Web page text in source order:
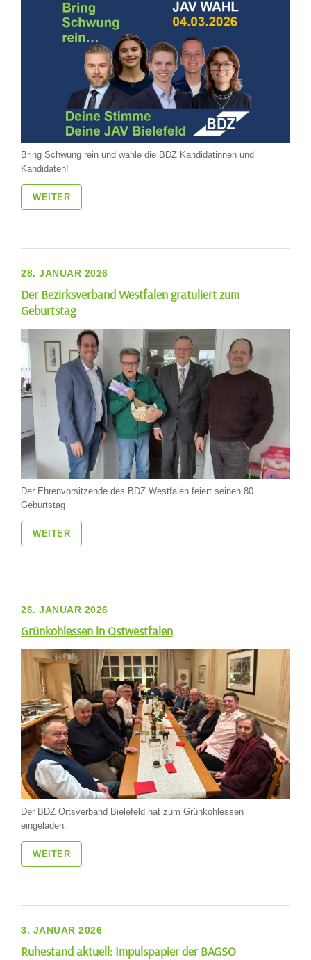
Bring Schwung rein und wähle die BDZ Kandidatinnen und
Kandidaten!
WEITER
28. JANUAR 2026
Der Bezirksverband Westfalen gratuliert zum
Geburtstag
Der Ehrenvorsitzende des BDZ Westfalen feiert seinen 80.
Geburtstag
WEITER
26. JANUAR 2026
Grünkohlessen in Ostwestfalen
Der BDZ Ortsverband Bielefeld hat zum Grünkohlessen
eingeladen.
WEITER
3. JANUAR 2026
Ruhestand aktuell: Impulspapier der BAGSO